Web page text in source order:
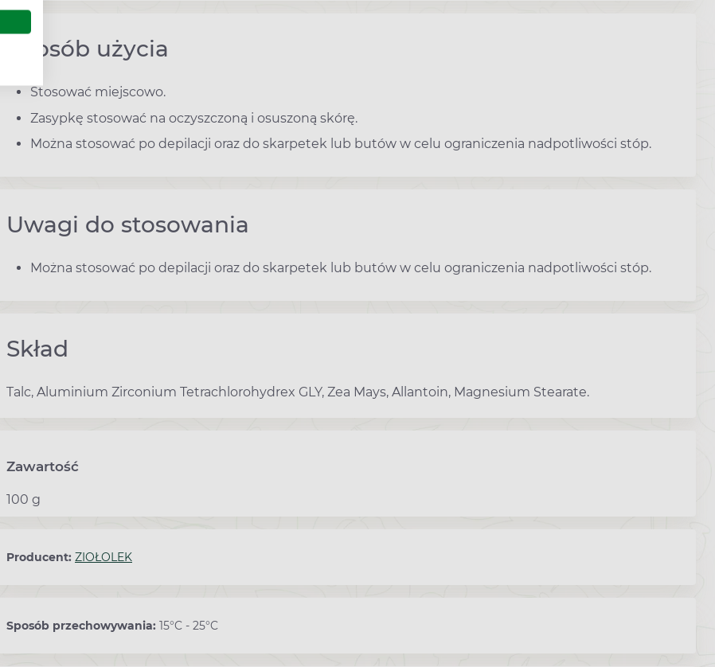
Sposób użycia
Stosować miejscowo.
Zasypkę stosować na oczyszczoną i osuszoną skórę.
Można stosować po depilacji oraz do skarpetek lub butów w celu ograniczenia nadpotliwości stóp.
Uwagi do stosowania
Można stosować po depilacji oraz do skarpetek lub butów w celu ograniczenia nadpotliwości stóp.
Skład
Talc, Aluminium Zirconium Tetrachlorohydrex GLY, Zea Mays, Allantoin, Magnesium Stearate.
Zawartość
100 g
Producent: ZIOŁOLEK
Sposób przechowywania: 15°C - 25°C